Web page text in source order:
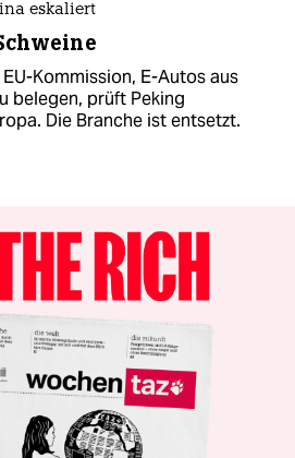
eskaliert
Kommission, E-Autos aus
belegen, prüft Peking
Die Branche ist entsetzt.